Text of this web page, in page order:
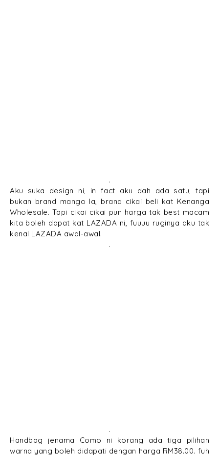
.
Aku suka design ni, in fact aku dah ada satu, tapi
bukan brand mango la, brand cikai beli kat Kenanga
Wholesale. Tapi cikai cikai pun harga tak best macam
kita boleh dapat kat LAZADA ni, fuuuu ruginya aku tak
kenal LAZADA awal-awal.
.
.
Handbag jenama Como ni korang ada tiga pilihan
warna yang boleh didapati dengan harga RM38.00. fuh